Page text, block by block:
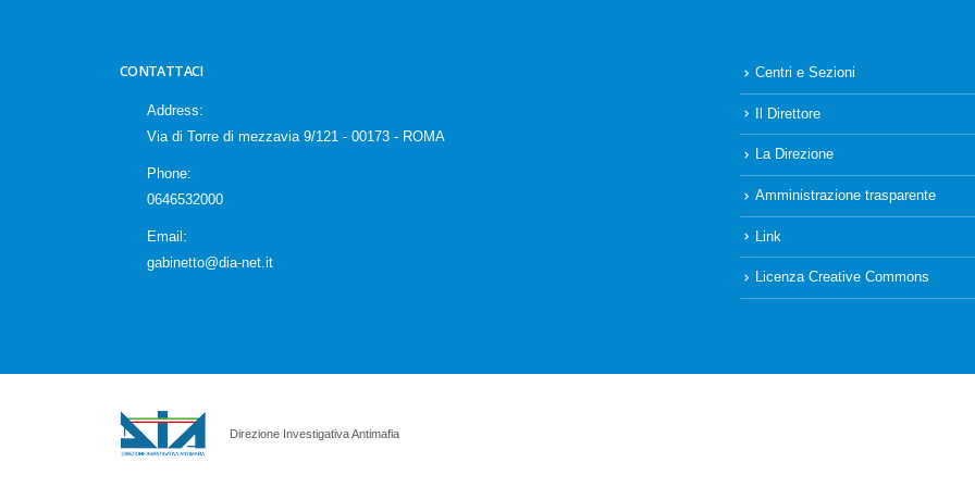
CONTATTACI
Address:
Via di Torre di mezzavia 9/121 - 00173 - ROMA
Phone:
0646532000
Email:
gabinetto@dia-net.it
Centri e Sezioni
Il Direttore
La Direzione
Amministrazione trasparente
Link
Licenza Creative Commons
Direzione Investigativa Antimafia